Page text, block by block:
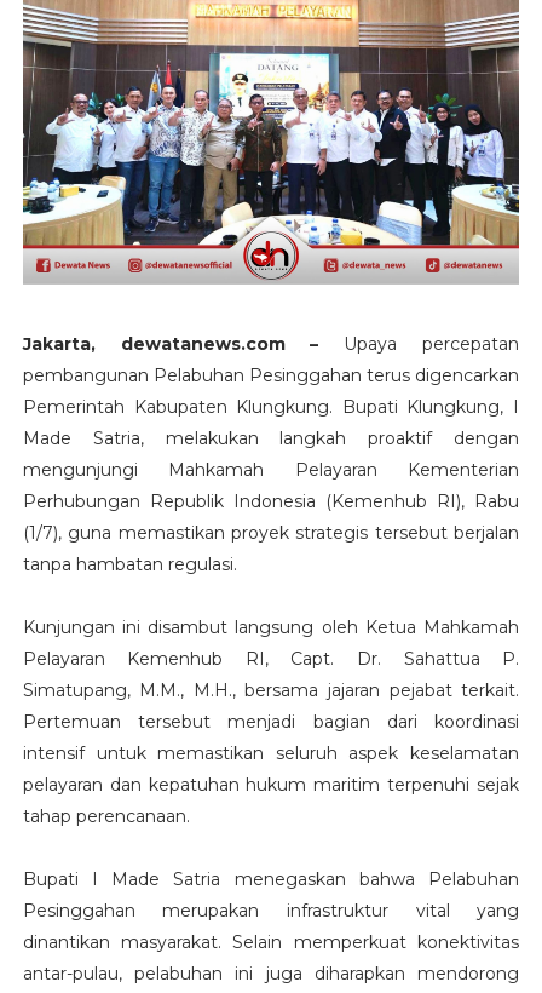
Jakarta, dewatanews.com – Upaya percepatan
pembangunan Pelabuhan Pesinggahan terus digencarkan
Pemerintah Kabupaten Klungkung. Bupati Klungkung, I
Made Satria, melakukan langkah proaktif dengan
mengunjungi Mahkamah Pelayaran Kementerian
Perhubungan Republik Indonesia (Kemenhub RI), Rabu
(1/7), guna memastikan proyek strategis tersebut berjalan
tanpa hambatan regulasi.
Kunjungan ini disambut langsung oleh Ketua Mahkamah
Pelayaran Kemenhub RI, Capt. Dr. Sahattua P.
Simatupang, M.M., M.H., bersama jajaran pejabat terkait.
Pertemuan tersebut menjadi bagian dari koordinasi
intensif untuk memastikan seluruh aspek keselamatan
pelayaran dan kepatuhan hukum maritim terpenuhi sejak
tahap perencanaan.
Bupati I Made Satria menegaskan bahwa Pelabuhan
Pesinggahan merupakan infrastruktur vital yang
dinantikan masyarakat. Selain memperkuat konektivitas
antar-pulau, pelabuhan ini juga diharapkan mendorong